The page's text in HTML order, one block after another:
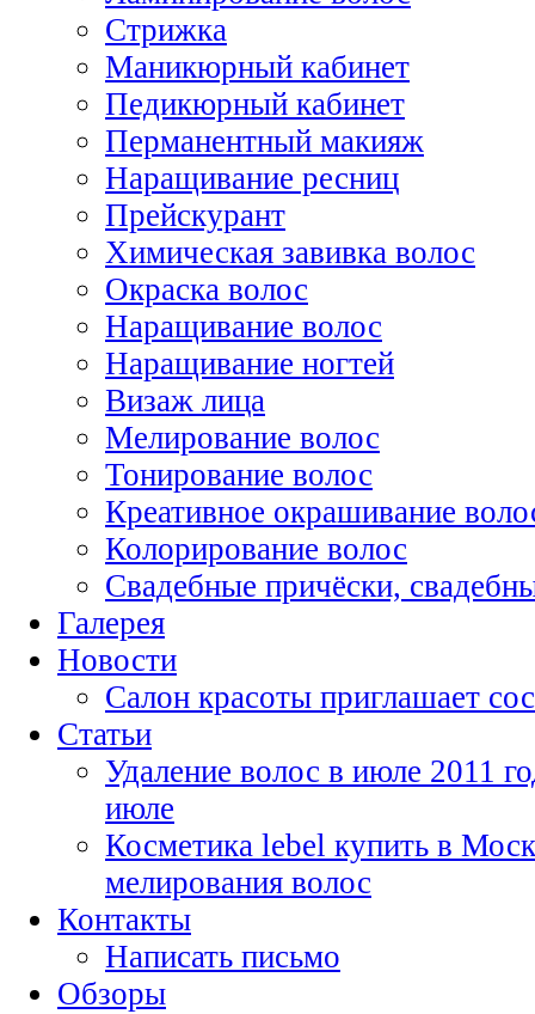
Стрижка
Маникюрный кабинет
Педикюрный кабинет
Перманентный макияж
Наращивание ресниц
Прейскурант
Химическая завивка волос
Окраска волос
Наращивание волос
Наращивание ногтей
Визаж лица
Мелирование волос
Тонирование волос
Креативное окрашивание
Колорирование волос
Свадебные причёски,
Галерея
Новости
Салон красоты приглашает
Статьи
Удаление волос в июле 2011
июле
Косметика lebel купить в
мелирования волос
Контакты
Написать письмо
Обзоры